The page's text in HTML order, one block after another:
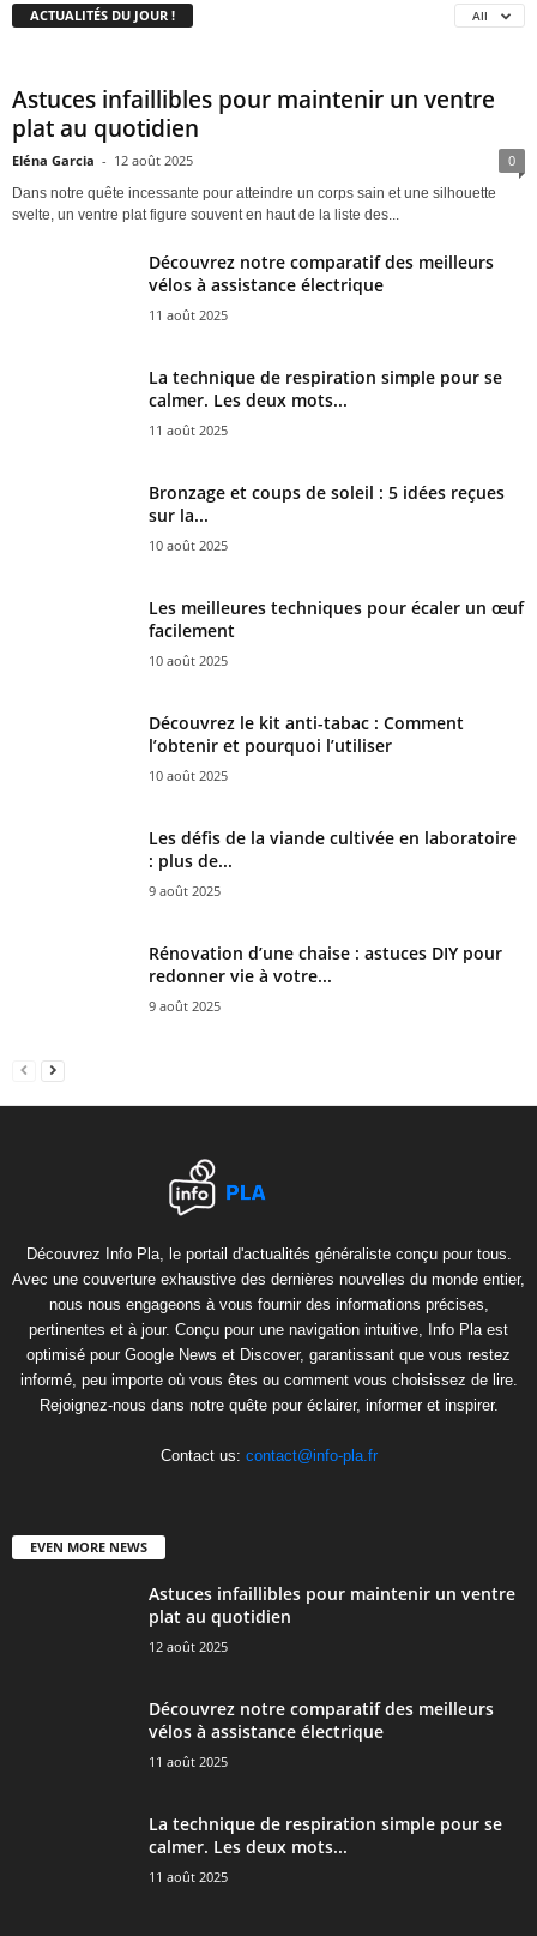
ACTUALITÉS DU JOUR ! All
Astuces infaillibles pour maintenir un ventre
plat au quotidien
Eléna Garcia - 12 août 2025 0
Dans notre quête incessante pour atteindre un corps sain et une silhouette
svelte, un ventre plat figure souvent en haut de la liste des...
Découvrez notre comparatif des meilleurs
vélos à assistance électrique
11 août 2025
La technique de respiration simple pour se
calmer. Les deux mots...
11 août 2025
Bronzage et coups de soleil : 5 idées reçues
sur la...
10 août 2025
Les meilleures techniques pour écaler un œuf
facilement
10 août 2025
Découvrez le kit anti-tabac : Comment
l’obtenir et pourquoi l’utiliser
10 août 2025
Les défis de la viande cultivée en laboratoire
: plus de...
9 août 2025
Rénovation d’une chaise : astuces DIY pour
redonner vie à votre...
9 août 2025
Découvrez Info Pla, le portail d'actualités généraliste conçu pour tous.
Avec une couverture exhaustive des dernières nouvelles du monde entier,
nous nous engageons à vous fournir des informations précises,
pertinentes et à jour. Conçu pour une navigation intuitive, Info Pla est
optimisé pour Google News et Discover, garantissant que vous restez
informé, peu importe où vous êtes ou comment vous choisissez de lire.
Rejoignez-nous dans notre quête pour éclairer, informer et inspirer.
Contact us: contact@info-pla.fr
EVEN MORE NEWS
Astuces infaillibles pour maintenir un ventre
plat au quotidien
12 août 2025
Découvrez notre comparatif des meilleurs
vélos à assistance électrique
11 août 2025
La technique de respiration simple pour se
calmer. Les deux mots...
11 août 2025